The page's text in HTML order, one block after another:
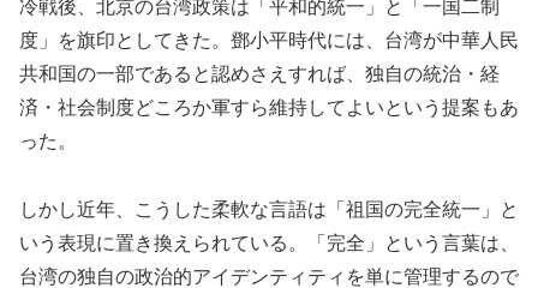
冷戦後、北京の台湾政策は「平和的統一」と「一国二制
度」を旗印としてきた。鄧小平時代には、台湾が中華人民
共和国の一部であると認めさえすれば、独自の統治・経
済・社会制度どころか軍すら維持してよいという提案もあ
った。
しかし近年、こうした柔軟な言語は「祖国の完全統一」と
いう表現に置き換えられている。「完全」という言葉は、
台湾の独自の政治的アイデンティティを単に管理するので